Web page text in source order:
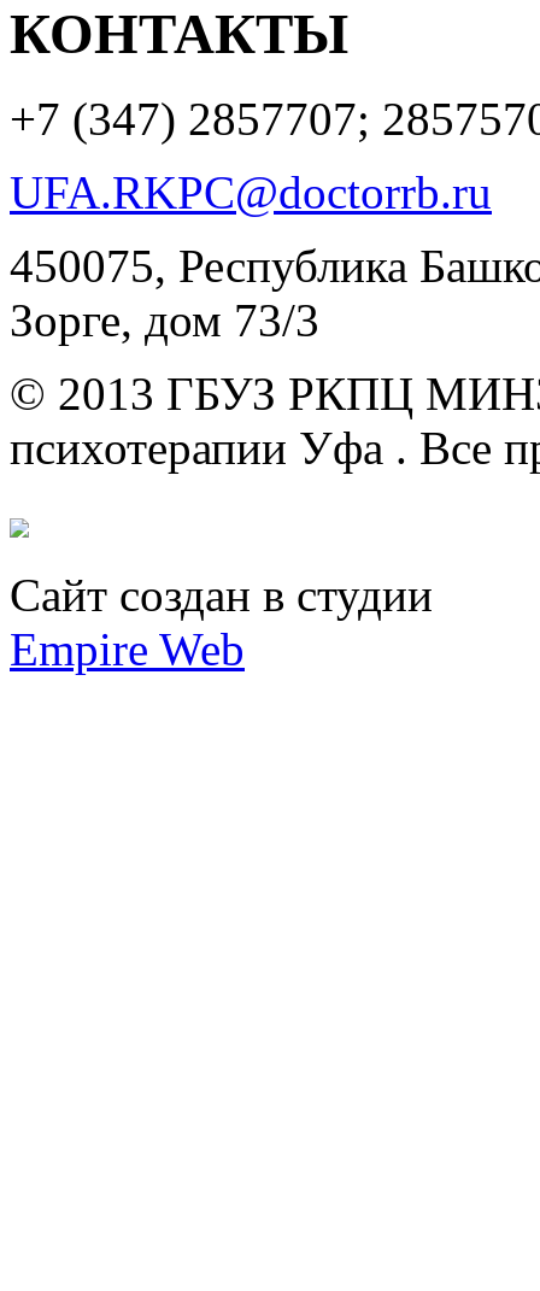
КОНТАКТЫ
+7 (347) 2857707;
UFA.RKPC@doctorrb.ru
450075, Республика
Зорге, дом 73/3
© 2013 ГБУЗ РКПЦ
психотерапии Уфа . Все
Сайт создан в студии
Empire Web